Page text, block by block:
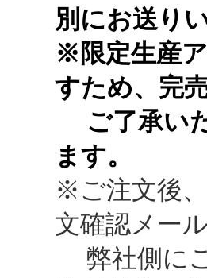
別にお送り
※限定生産
すため、完
ご了承い
ます。
※ご注文後
文確認メー
弊社側に